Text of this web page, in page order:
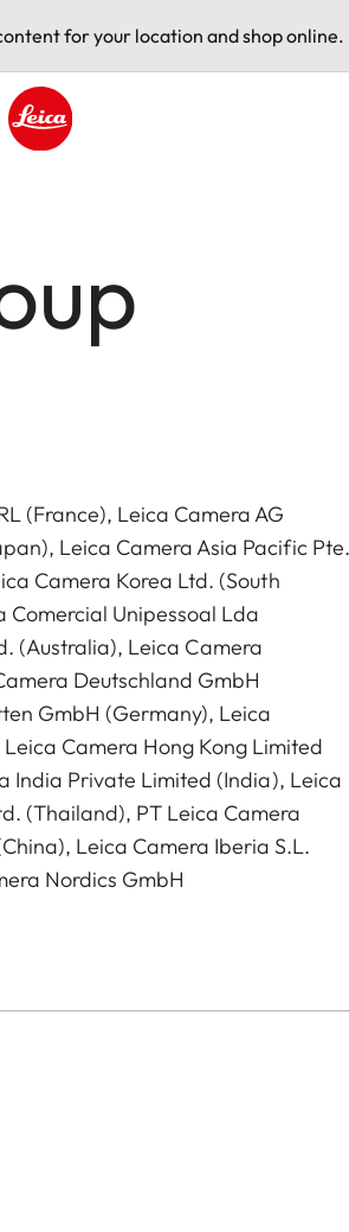
for your location and shop online.
(France), Leica Camera AG
Leica Camera Asia Pacific Pte.
Camera Korea Ltd. (South
Comercial Unipessoal Lda
(Australia), Leica Camera
Deutschland GmbH
GmbH (Germany), Leica
Camera Hong Kong Limited
India Private Limited (India), Leica
(Thailand), PT Leica Camera
Leica Camera Iberia S.L.
Nordics GmbH